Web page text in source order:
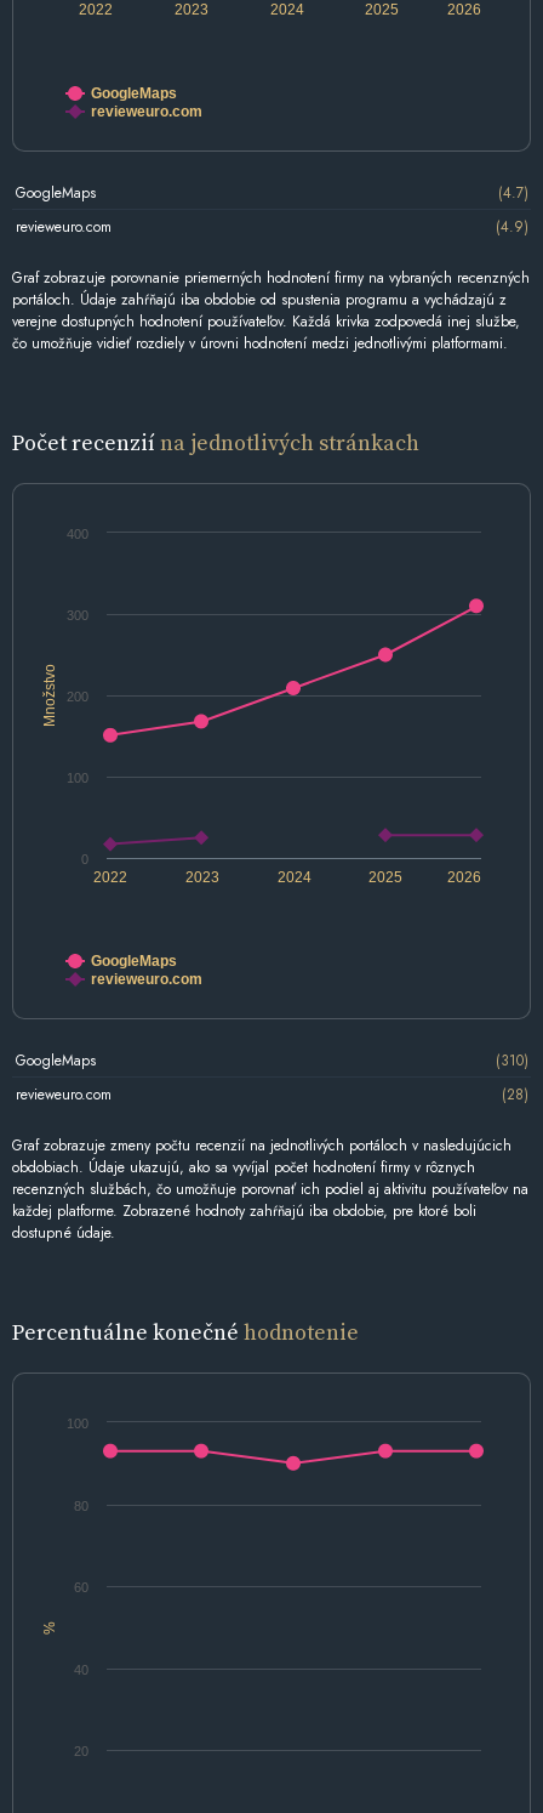
2022 2024 2026
2023 2025
GoogleMaps
revieweuro.com
GoogleMaps
(4.7)
revieweuro.com
(4.9)
Graf zobrazuje porovnanie priemerných hodnotení firmy na vybraných recenzných
portáloch. Údaje zahŕňajú iba obdobie od spustenia programu a vychádzajú z
verejne dostupných hodnotení používateľov. Každá krivka zodpovedá inej službe,
čo umožňuje vidieť rozdiely v úrovni hodnotení medzi jednotlivými platformami.
Počet recenziína jednotlivých stránkach
Množstvo
2022 2024 2026
2023 2025
0
100
200
300
400
GoogleMaps
revieweuro.com
GoogleMaps
(310)
revieweuro.com
(28)
Graf zobrazuje zmeny počtu recenzií na jednotlivých portáloch v nasledujúcich
obdobiach. Údaje ukazujú, ako sa vyvíjal počet hodnotení firmy v rôznych
recenzných službách, čo umožňuje porovnať ich podiel aj aktivitu používateľov na
každej platforme. Zobrazené hodnoty zahŕňajú iba obdobie, pre ktoré boli
dostupné údaje.
Percentuálne konečné hodnotenie
%
20
40
60
80
100